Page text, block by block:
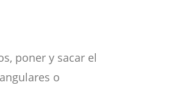
poner y sacar el
o